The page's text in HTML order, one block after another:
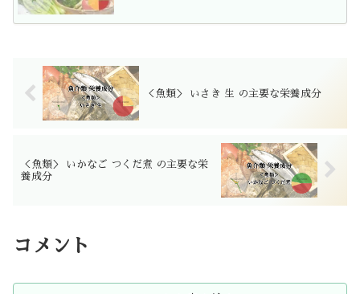
＜魚類＞ いさき 生 の主要な栄養成分
＜魚類＞ いかなご つくだ煮 の主要な栄
養成分
コメント